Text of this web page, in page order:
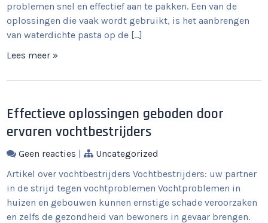
problemen snel en effectief aan te pakken. Een van de
oplossingen die vaak wordt gebruikt, is het aanbrengen
van waterdichte pasta op de […]
Lees meer »
Effectieve oplossingen geboden door
ervaren vochtbestrijders
Geen reacties |
Uncategorized
Artikel over vochtbestrijders Vochtbestrijders: uw partner
in de strijd tegen vochtproblemen Vochtproblemen in
huizen en gebouwen kunnen ernstige schade veroorzaken
en zelfs de gezondheid van bewoners in gevaar brengen.